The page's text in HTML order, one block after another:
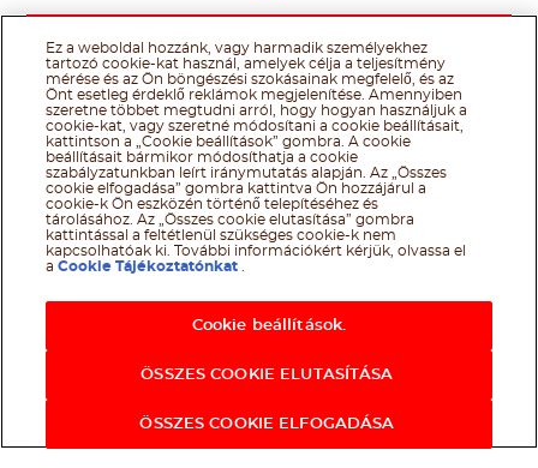
Kövessen
@Ferrero 2026 All rights reserved.
Nutella® cookie tájékoztató
Felhasználás Feltételei
Technikai információk Impresszum
Ferrero
adatkezelési tájékoztató
Ez a weboldal hozzánk, vagy harmadik személyekhez
tartozó cookie-kat használ, amelyek célja a teljesítmény
mérése és az Ön böngészési szokásainak megfelelő, és az
Önt esetleg érdeklő reklámok megjelenítése. Amennyiben
szeretne többet megtudni arról, hogy hogyan használjuk a
cookie-kat, vagy szeretné módosítani a cookie beállításait,
kattintson a „Cookie beállítások” gombra. A cookie
beállításait bármikor módosíthatja a cookie
szabályzatunkban leírt iránymutatás alapján. Az „Összes
cookie elfogadása” gombra kattintva Ön hozzájárul a
cookie-k Ön eszközén történő telepítéséhez és
tárolásához. Az „Összes cookie elutasítása” gombra
kattintással a feltétlenül szükséges cookie-k nem
kapcsolhatóak ki. További információkért kérjük, olvassa el
aCookie Tájékoztatónkat
Cookie beállítások.
ÖSSZES COOKIE ELUTASÍTÁSA
ÖSSZES COOKIE ELFOGADÁSA